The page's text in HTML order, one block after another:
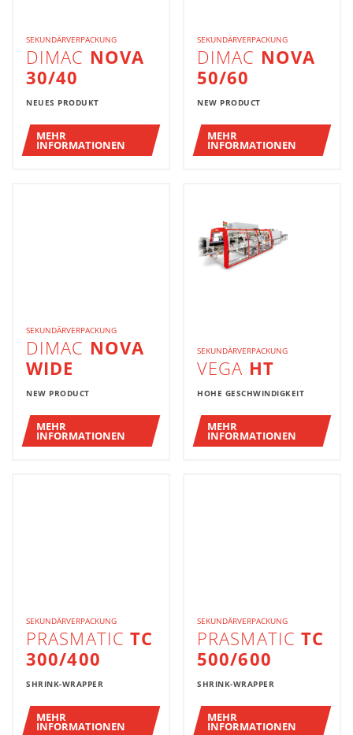
SEKUNDÄRVERPACKUNG
DIMAC NOVA
30/40
NEUES PRODUKT
MEHR
INFORMATIONEN
SEKUNDÄRVERPACKUNG
DIMAC NOVA
50/60
NEW PRODUCT
MEHR
INFORMATIONEN
SEKUNDÄRVERPACKUNG
DIMAC NOVA
WIDE
NEW PRODUCT
MEHR
INFORMATIONEN
SEKUNDÄRVERPACKUNG
VEGA HT
HOHE GESCHWINDIGKEIT
MEHR
INFORMATIONEN
SEKUNDÄRVERPACKUNG
PRASMATICTC
300/400
SHRINK-WRAPPER
MEHR
INFORMATIONEN
SEKUNDÄRVERPACKUNG
PRASMATICTC
500/600
SHRINK-WRAPPER
MEHR
INFORMATIONEN